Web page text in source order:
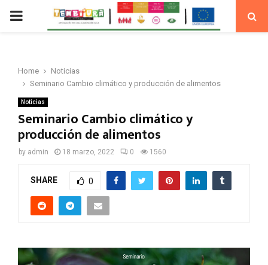
PRIMARY
Home
Noticias
Seminario Cambio climático y producción de alimentos
Noticias
Seminario Cambio climático y
producción de alimentos
by admin 18 marzo, 2022 0 1560
SHARE 0